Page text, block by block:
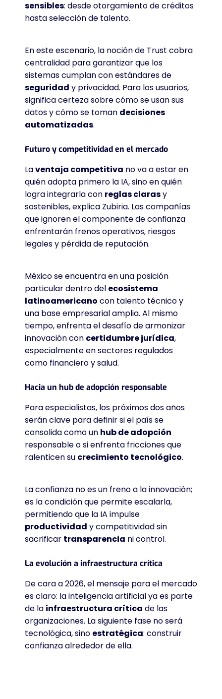
sensibles: desde otorgamiento de créditos
hasta selección de talento.
En este escenario, la noción de Trust cobra
centralidad para garantizar que los
sistemas cumplan con estándares de
seguridad y privacidad. Para los usuarios,
significa certeza sobre cómo se usan sus
datos y cómo se toman decisiones
automatizadas.
Futuro y competitividad en el mercado
Laventaja competitiva no va a estar en
quién adopta primero la IA, sino en quién
logra integrarla con reglas clarasy
sostenibles, explica Zubiria. Las compañías
que ignoren el componente de confianza
enfrentarán frenos operativos, riesgos
legales y pérdida de reputación.
México se encuentra en una posición
particular dentro del ecosistema
latinoamericano con talento técnico y
una base empresarial amplia. Al mismo
tiempo, enfrenta el desafío de armonizar
innovación con certidumbre jurídica,
especialmente en sectores regulados
como financiero y salud.
Hacia un hub de adopción responsable
Para especialistas, los próximos dos años
serán clave para definir si el país se
consolida como un hub de adopción
responsable o si enfrenta fricciones que
ralenticen su crecimiento tecnológico.
La confianza no es un freno a la innovación;
es la condición que permite escalarla,
permitiendo que la IA impulse
productividad y competitividad sin
sacrificar transparencia ni control.
La evolución a infraestructura crítica
De cara a 2026, el mensaje para el mercado
es claro: la inteligencia artificial ya es parte
de la infraestructura crítica de las
organizaciones. La siguiente fase no será
tecnológica, sino estratégica: construir
confianza alrededor de ella.